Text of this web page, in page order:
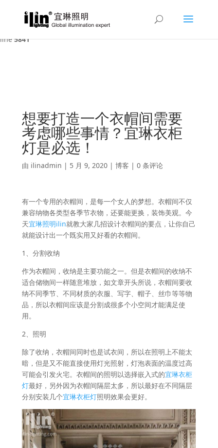
Warning : A non-numeric value encountered in
/var/www/html/ilin/wp-content/themes/Divi/functions.php
line5841
想要打造一个衣帽间需要
考虑哪些事情？宜琳衣柜
灯是必选！
由 ilinadmin | 5 月 9, 2020| 博客 | 0 条评论
有一个专用的衣帽间，是每一个女人的梦想。衣帽间不仅
兼容纳物各类型各季节衣物，还要能更换，装饰美观。今
天宜琳照明ilin就教大家几招设计衣帽间的要点，让你自己
就能设计出一个既实用又好看的衣帽间。
1、分割收纳
作为衣帽间，收纳是主要功能之一。但是衣帽间的收纳不
适合储物间一样随意堆放，如文章开头所说，衣帽间要收
纳不同季节、不同材质的衣服、写字、帽子、丝巾等等物
品，所以衣帽间应该是分割成很多个小空间才能满足使
用。
2、照明
除了收纳，衣帽间同时也是试衣间，所以在照明上不能太
暗，但是又不能直接使用灯光照射，灯泡表面的温度过高
可能会引发火宅。衣帽间的照明以选择嵌入式的宜琳衣柜
灯最好，另外因为衣帽间隔层太多，所以最好在不同隔层
分别安装几个宜琳衣柜灯照明效果会更好。